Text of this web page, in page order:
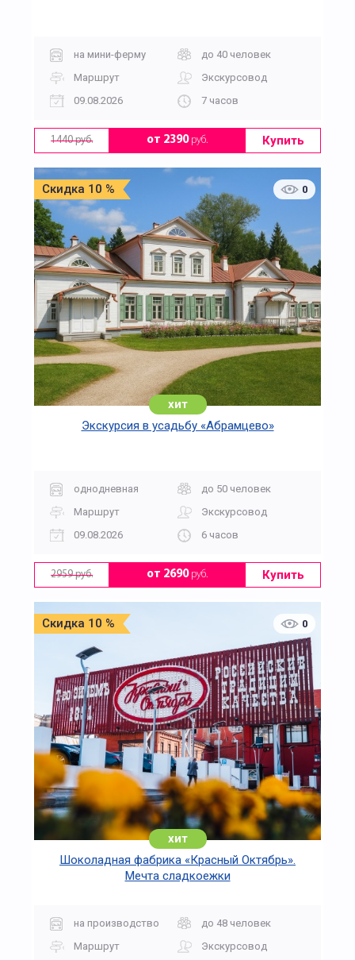
на мини-ферму
до 40 человек
Маршрут
Экскурсовод
09.08.2026
7 часов
1440 руб. от 2390руб. Купить
Скидка 10 % 0
хит
Экскурсия в усадьбу «Абрамцево»
однодневная
до 50 человек
Маршрут
Экскурсовод
09.08.2026
6 часов
2959 руб. от 2690руб. Купить
Скидка 10 % 0
хит
Шоколадная фабрика «Красный Октябрь».
Мечта сладкоежки
на производство
до 48 человек
Маршрут
Экскурсовод